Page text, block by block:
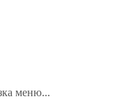
меню...